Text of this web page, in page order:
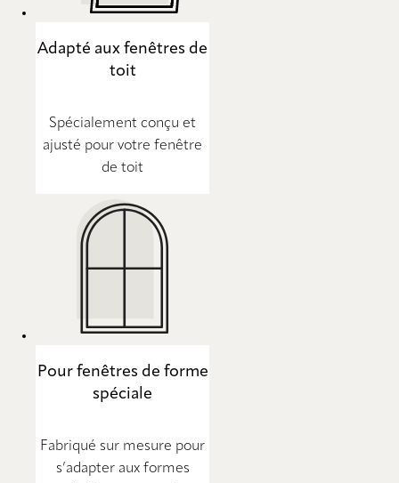
Adapté aux fenêtres de
toit
Spécialement conçu et
ajusté pour votre fenêtre
de toit
Pour fenêtres de forme
spéciale
Fabriqué sur mesure pour
s’adapter aux formes